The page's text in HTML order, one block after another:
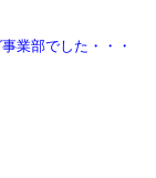
部でした・・・